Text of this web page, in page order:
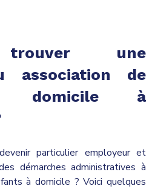
trouver une
association de
domicile à
particulier employeur et
démarches administratives à
à domicile ? Voici quelques